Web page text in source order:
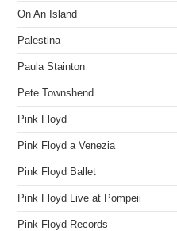
On An Island
Palestina
Paula Stainton
Pete Townshend
Pink Floyd
Pink Floyd a Venezia
Pink Floyd Ballet
Pink Floyd Live at Pompeii
Pink Floyd Records